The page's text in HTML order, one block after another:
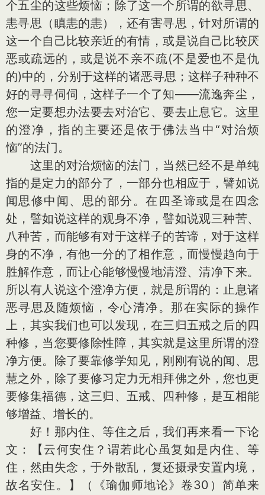
个五尘的这些烦恼；除了这一个所谓的欲寻思、
恚寻思（瞋恚的恚），还有害寻思，针对所谓的
这一个自己比较亲近的有情，或是说自己比较厌
恶或疏远的，或是说不亲不疏(不是爱也不是仇
的)中的，分别于这样的诸恶寻思；这样子种种不
好的寻寻伺伺，这样子一个了知——流逸奔尘，
您一定要想办法要去对治它、要去止息它。这里
的澄净，指的主要还是依于佛法当中“对治烦
恼”的法门。
这里的对治烦恼的法门，当然已经不是单纯
指的是定力的部分了，一部分也相应于，譬如说
闻思修中闻、思的部分。在四圣谛或是在四念
处，譬如说这样的观身不净，譬如说观三种苦、
八种苦，而能够有对于这样子的苦谛，对于这样
身的不净，有他一分的了相作意，而慢慢趋向于
胜解作意，而让心能够慢慢地清澄、清净下来。
所以有人说这个澄净方便，就是所谓的：止息诸
恶寻思及随烦恼，令心清净。那在实际的操作
上，其实我们也可以发现，在三归五戒之后的四
种修，当您要修除性障，其实就是这里所谓的澄
净方便。除了要靠修学知见，刚刚有说的闻、思
慧之外，除了要修习定力无相拜佛之外，您也更
要修集福德，这三归、五戒、四种修，是互相能
够增益、增长的。
好！那内住、等住之后，我们再来看一下论
文：【云何安住？谓若此心虽复如是内住、等
住，然由失念，于外散乱，复还摄录安置内境，
故名安住。】（《瑜伽师地论》卷30）简单来